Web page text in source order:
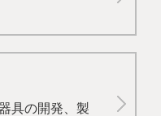
具の開発、製